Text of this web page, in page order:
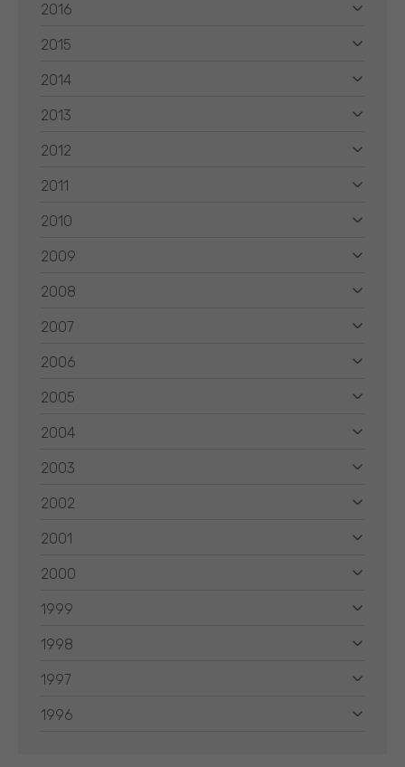
2016
2015
2014
2013
2012
2011
2010
2009
2008
2007
2006
2005
2004
2003
2002
2001
2000
1999
1998
1997
1996